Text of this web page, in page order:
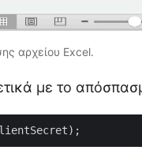
αρχείου Excel.
με το